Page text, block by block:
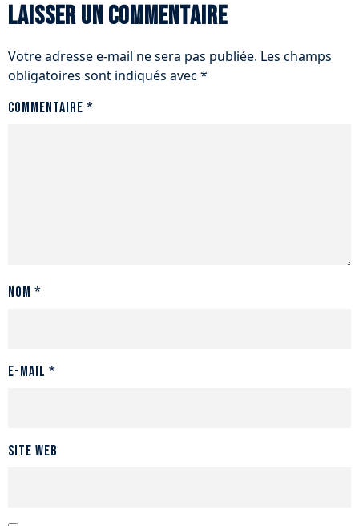
Laisser un commentaire
Votre adresse e-mail ne sera pas publiée. Les champs
obligatoires sont indiqués avec *
Commentaire *
Nom *
E-mail *
Site web